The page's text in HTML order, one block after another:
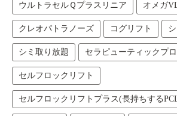
ウルトラセルＱプラスリニア オメガ
クレオパトラノーズ コグリフト
シミ取り放題 セラピューティックプ
セルフロックリフト
セルフロックリフトプラス(長持ちする